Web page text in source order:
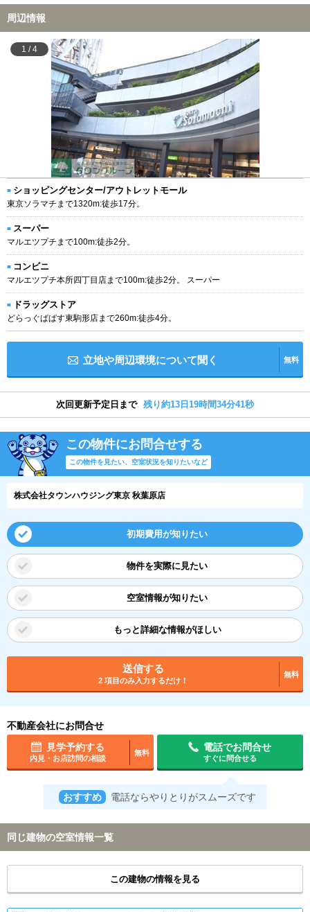
周辺情報
1 / 4
ショッピングセンター/アウトレットモール
東京ソラマチまで1320m:徒歩17分。
スーパー
マルエツプチまで100m:徒歩2分。
コンビニ
マルエツプチ本所四丁目店まで100m:徒歩2分。 スーパー
ドラッグストア
どらっぐぱぱす東駒形店まで260m:徒歩4分。
立地や周辺環境について聞く 無料
次回更新予定日まで 残り約13日19時間34分41秒
この物件にお問合せする
この物件を見たい、空室状況を知りたいなど
株式会社タウンハウジング東京 秋葉原店
初期費用が知りたい
物件を実際に見たい
空室情報が知りたい
もっと詳細な情報がほしい
送信する
2 項目のみ入力するだけ！
無料
不動産会社にお問合せ
見学予約する
内見・お店訪問の相談
無料
電話でお問合せ
すぐに問合せる
おすすめ 電話ならやりとりがスムーズです
同じ建物の空室情報一覧
この建物の情報を見る